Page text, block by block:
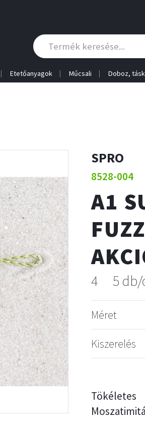
Etetőanyagok Műcsali Doboz,
SPRO
8528-004
A1
4 5 db/
Méret
Kiszerelés